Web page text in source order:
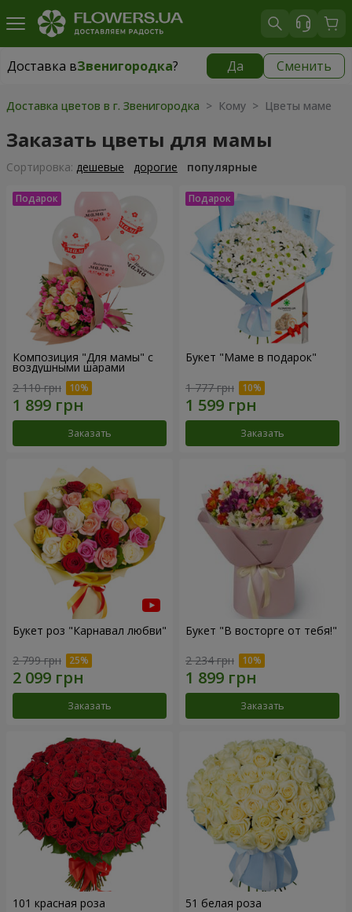
Доставка вЗвенигородка? Да Сменить
Доставка вЗвенигородка|
Доставка цветов в г. Звенигородка > Кому > Цветы маме
Заказать цветы для мамы
Cортировка: дешевые дорогие популярные
Композиция "Для мамы" с
воздушными шарами
2 110 грн
Заказать
Букет "Маме в подарок"
1 777 грн
Заказать
Букет роз "Карнавал любви"
2 799 грн
Заказать
Букет "В восторге от тебя!"
2 234 грн
Заказать
101 красная роза 51 белая роза